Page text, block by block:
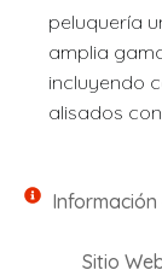
peluquería
amplia
incluyendo
alisados
Sitio